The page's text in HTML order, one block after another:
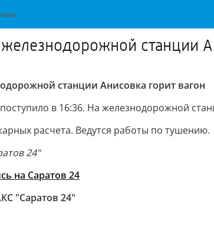
станции
станции Анисовка горит вагон
в 16:36. На железнодорожной
расчета. Ведутся работы по тушению.
24"
на Саратов 24
"Саратов 24"